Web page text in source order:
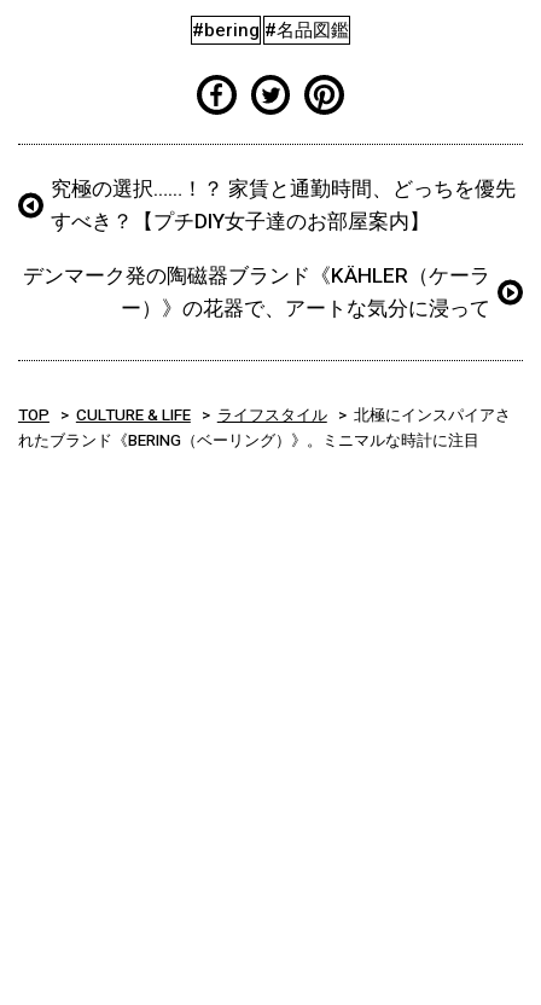
#bering #名品図鑑
究極の選択……！？ 家賃と通勤時間、どっちを優先
すべき？【プチDIY女子達のお部屋案内】
デンマーク発の陶磁器ブランド《KÄHLER（ケーラ
ー）》の花器で、アートな気分に浸って
TOP CULTURE & LIFE ライフスタイル
北極にインスパイアさ
れたブランド《BERING（ベーリング）》。ミニマルな時計に注目